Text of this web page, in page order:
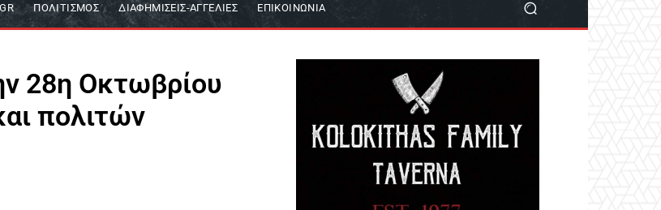
ΠΟΛΙΤΙΣΜΌΣ ΔΙΑΦΗΜΊΣΕΙΣ-ΑΓΓΕΛΊΕΣ ΕΠΙΚΟΙΝΩΝΙΑ
28η Οκτωβρίου
πολιτών